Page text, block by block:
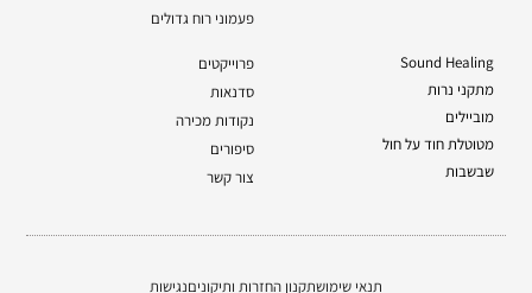
פעמוני רוח גדולים
Sound Healing
מתקני נרות
מוביילים
מטוטלת חוד על חול
שבשבות
פרוייקטים
סדנאות
נקודות מכירה
סיפורים
צור קשר
תנאי שימושתקנון החזרות ותיקוניםנגישות